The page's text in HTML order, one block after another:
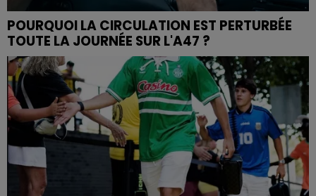
POURQUOI LA CIRCULATION EST PERTURBÉE
TOUTE LA JOURNÉE SUR L'A47 ?